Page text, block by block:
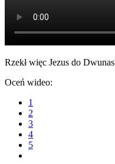
Rzekł więc Jezus do
Oceń wideo:
1
2
3
4
5